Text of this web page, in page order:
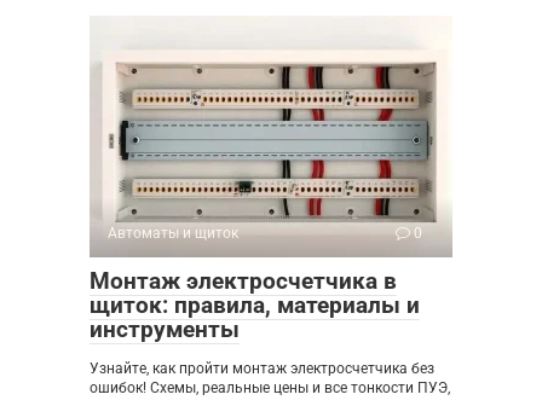
Автоматы и щиток 0
Монтаж электросчетчика в
щиток: правила, материалы и
инструменты
Узнайте, как пройти монтаж электросчетчика без
ошибок! Схемы, реальные цены и все тонкости ПУЭ,